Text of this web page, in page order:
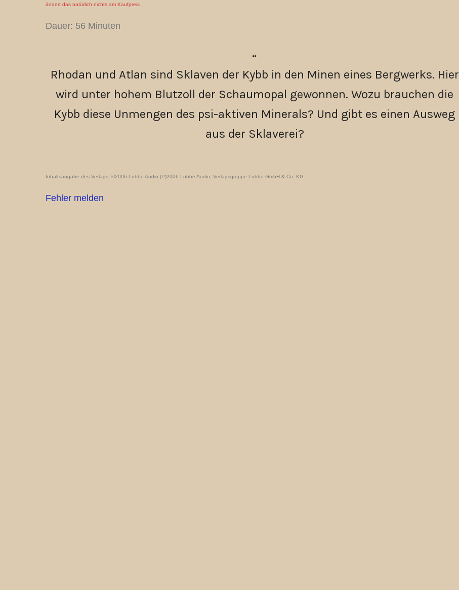
ändert das natürlich nichts am Kaufpreis
Dauer: 56 Minuten
Rhodan und Atlan sind Sklaven der Kybb in den Minen eines Bergwerks. Hier
wird unter hohem Blutzoll der Schaumopal gewonnen. Wozu brauchen die
Kybb diese Unmengen des psi-aktiven Minerals? Und gibt es einen Ausweg
aus der Sklaverei?
Inhaltsangabe des Verlags; ©2006 Lübbe Audio (P)2006 Lübbe Audio, Verlagsgruppe Lübbe GmbH & Co. KG
Fehler melden